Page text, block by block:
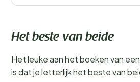
Het beste van beide
Het leuke aan het boeken van
is dat je letterlijk het beste van